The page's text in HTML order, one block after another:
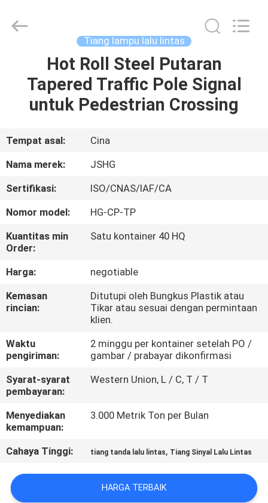
RUMAH
PRODUK
VIDEO
VR
TENTANG
KAMI
TUR
PABRIK
KONTROL
KUALITAS
HUBUNGI
KAMI
BERITA
co.,ltd.
Tiang lampu lalu lintas
Hot Roll Steel Putaran
Tapered Traffic Pole Signal
untuk Pedestrian Crossing
Tempat asal:
Cina
Nama merek:
JSHG
Sertifikasi:
ISO/CNAS/IAF/CA
Nomor model:
HG-CP-TP
Kuantitas min
Order:
Satu kontainer 40 HQ
Harga:
negotiable
Kemasan
rincian:
Ditutupi oleh Bungkus Plastik atau
Tikar atau sesuai dengan permintaan
klien.
Waktu
pengiriman:
2 minggu per kontainer setelah PO /
gambar / prabayar dikonfirmasi
Syarat-syarat
pembayaran:
Western Union, L / C, T / T
Menyediakan
kemampuan:
3.000 Metrik Ton per Bulan
Cahaya Tinggi: tiang tanda lalu lintas, Tiang Sinyal Lalu Lintas
HARGA TERBAIK